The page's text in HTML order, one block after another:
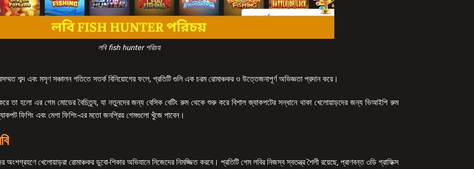
লবি fish hunter পরিচয়
শব্দ এবং মসৃণ সঞ্চালন গতিতে সতর্ক বিনিয়োগের ফলে, প্রতিটি গুলি এক চরম রোমাঞ্চকর ও উত্তেজনাপূর্ণ অভিজ্ঞতা প্রদান করে।
তা হলো এর গেম মোডের বৈচিত্র্য, যা নতুনদের জন্য বেসিক বেটিং রুম থেকে শুরু করে বিশাল জ্যাকপটের সন্ধানে থাকা খেলোয়াড়দের জন্য ভিআইপি রুম
ফিশিং এবং মেগা ফিশিং-এর মতো জনপ্রিয় গেমগুলো খুঁজে পাবেন।
অংশগ্রহণে খেলোয়াড়রা রোমাঞ্চকর ডুবো-শিকার অভিযানে নিজেদের নিমজ্জিত করবে। প্রতিটি গেম লবির নিজস্ব স্বতন্ত্র শৈলী রয়েছে, প্রাণবন্ত ৩ডি গ্রাফিক্স